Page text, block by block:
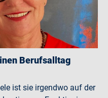
Berufsalltag
ist sie irgendwo auf der